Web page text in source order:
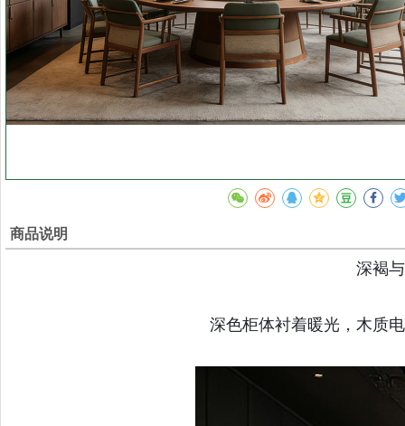
商品说明
深褐
深色柜体衬着暖光，木质